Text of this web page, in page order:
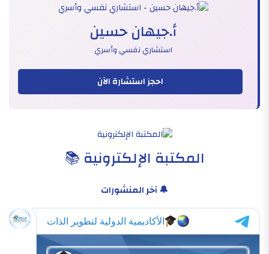
أ.جيهان حسين
استشاري نفسي وأسري
احجز استشارة الآن
المكتبة الإلكترونية 📚
🔔 آخر المنشورات